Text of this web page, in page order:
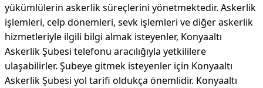
yükümlülerin askerlik süreçlerini yönetmektedir. Askerlik
işlemleri, celp dönemleri, sevk işlemleri ve diğer askerlik
hizmetleriyle ilgili bilgi almak isteyenler, Konyaaltı
Askerlik Şubesi telefonu aracılığıyla yetkililere
ulaşabilirler. Şubeye gitmek isteyenler için Konyaaltı
Askerlik Şubesi yol tarifi oldukça önemlidir. Konyaaltı